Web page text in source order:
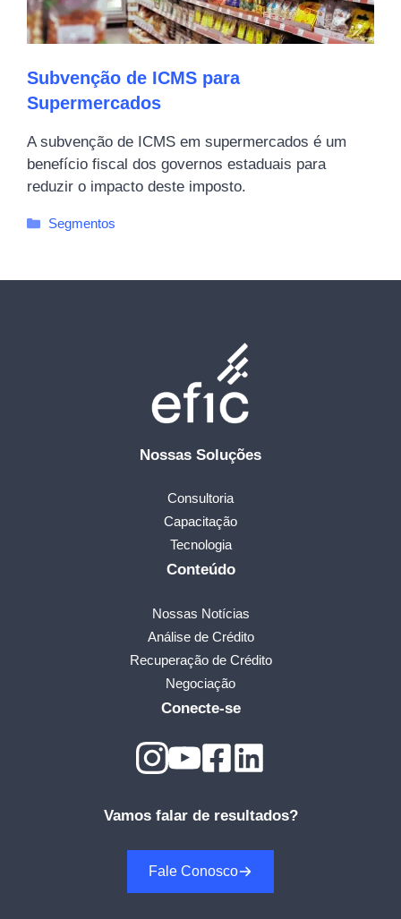
Subvenção de ICMS para
Supermercados
A subvenção de ICMS em supermercados é um
benefício fiscal dos governos estaduais para
reduzir o impacto deste imposto.
Categorias
Segmentos
Nossas Soluções
Consultoria
Capacitação
Tecnologia
Conteúdo
Nossas Notícias
Análise de Crédito
Recuperação de Crédito
Negociação
Conecte-se
Vamos falar de resultados?
Fale Conosco